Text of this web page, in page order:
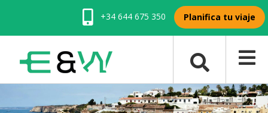
+34 644 675 350 Planifica tu viaje